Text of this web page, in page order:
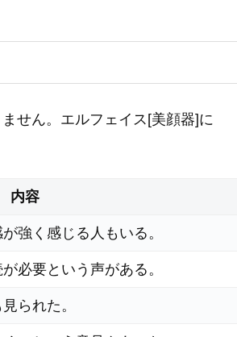
せん。エルフェイス[美顔器]に
内容
強く感じる人もいる。
必要という声がある。
られた。